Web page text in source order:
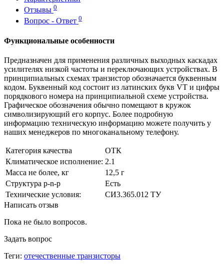
Отзывы 0
Вопрос - Ответ 0
Функциональные особенности
Предназначен для применения различных выходных каскадах
усилителях низкой частоты и переключающих устройствах. В
принципиальных схемах транзистор обозначается буквенным
кодом. Буквенный код состоит из латинских букв VT и цифры
порядкового номера на принципиальной схеме устройства.
Графическое обозначения обычно помещают в кружок
символизирующий его корпус. Более подробную
информацию техническую информацию можете получить у
наших менеджеров по многоканальному телефону.
Категория качества
ОТК
Климатическое исполнение: 2.1
Масса не более, кг
12,5 г
Структура p-n-p
Есть
Технические условия:
СИ3.365.012 ТУ
Написать отзыв
Пока не было вопросов.
Задать вопрос
Теги: отечественные транзисторы